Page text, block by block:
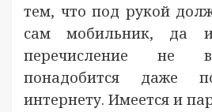
тем, что под рукой
сам мобильник, да
перечисление не
понадобится даже
интернету. Имеется и